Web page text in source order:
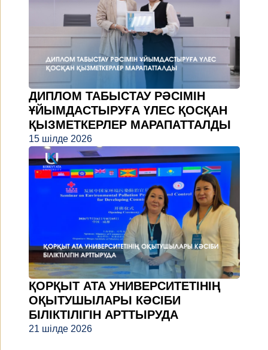
ДИПЛОМ ТАБЫСТАУ РӘСІМІН
ҰЙЫМДАСТЫРУҒА ҮЛЕС ҚОСҚАН
ҚЫЗМЕТКЕРЛЕР МАРАПАТТАЛДЫ
15 шілде 2026
ҚОРҚЫТ АТА УНИВЕРСИТЕТІНІҢ
ОҚЫТУШЫЛАРЫ КӘСІБИ
БІЛІКТІЛІГІН АРТТЫРУДА
21 шілде 2026